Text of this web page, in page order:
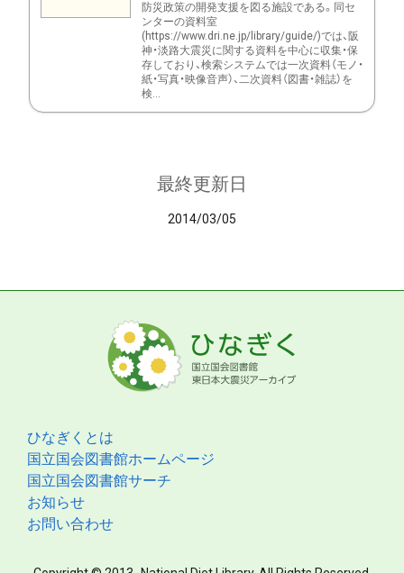
防災政策の開発支援を図る施設である。同セ
ンターの資料室
(https://www.dri.ne.jp/library/guide/)では、阪
神・淡路大震災に関する資料を中心に収集・保
存しており、検索システムでは一次資料（モノ・
紙・写真・映像音声）、二次資料（図書・雑誌）を
検...
最終更新日
2014/03/05
ひなぎくとは
国立国会図書館ホームページ
国立国会図書館サーチ
お知らせ
お問い合わせ